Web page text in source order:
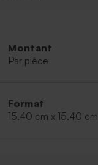
Montant
Par pièce
Format
15,40 cm x 15,40 cm